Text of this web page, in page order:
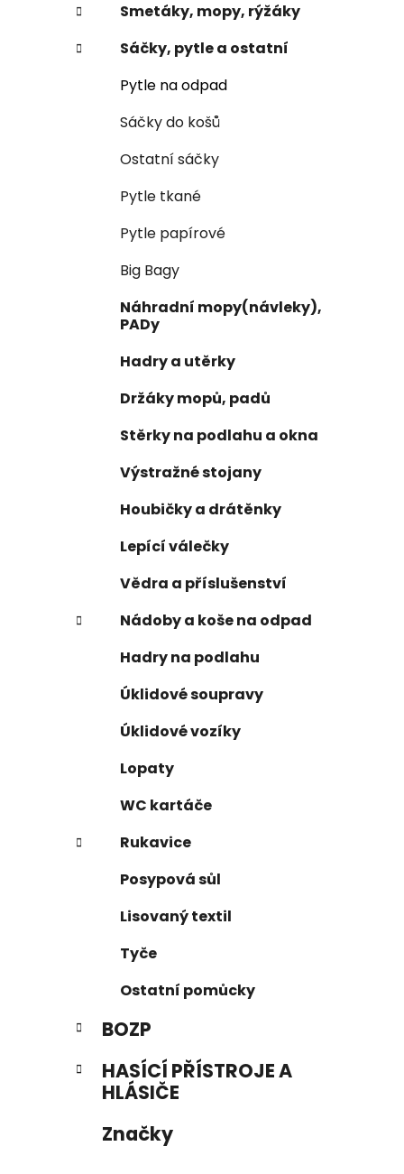
Smetáky, mopy, rýžáky
Sáčky, pytle a ostatní
Pytle na odpad
Sáčky do košů
Ostatní sáčky
Pytle tkané
Pytle papírové
Big Bagy
Náhradní mopy(návleky),
PADy
Hadry a utěrky
Držáky mopů, padů
Stěrky na podlahu a okna
Výstražné stojany
Houbičky a drátěnky
Lepící válečky
Vědra a příslušenství
Nádoby a koše na odpad
Hadry na podlahu
Úklidové soupravy
Úklidové vozíky
Lopaty
WC kartáče
Rukavice
Posypová sůl
Lisovaný textil
Tyče
Ostatní pomůcky
BOZP
HASÍCÍ PŘÍSTROJE A
HLÁSIČE
Značky